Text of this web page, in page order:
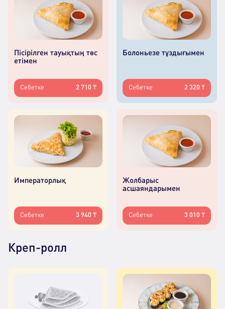
Пісірілген тауықтың төс
етімен
Себетке 2 710 ₸
Болоньезе тұздығымен
Себетке 2 320 ₸
Императорлық
Себетке 3 940 ₸
Жолбарыс
асшаяндарымен
Себетке 3 010 ₸
Креп-ролл